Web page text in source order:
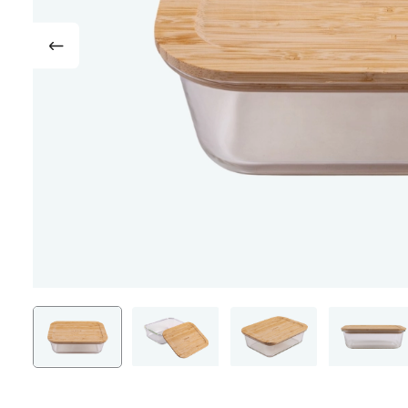
Доски разделочные
Аксессуары для ножей